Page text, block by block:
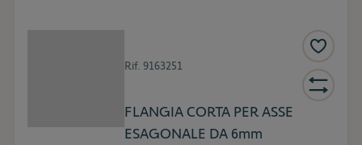
Rif. 9163251
FLANGIA CORTA PER ASSE
ESAGONALE DA 6mm